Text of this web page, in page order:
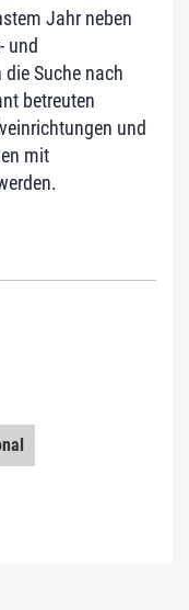
Jahr neben
und
Suche nach
betreuten
und
mit